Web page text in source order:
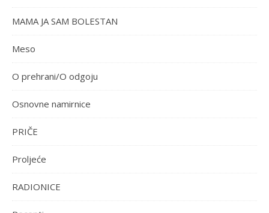
MAMA JA SAM BOLESTAN
Meso
O prehrani/O odgoju
Osnovne namirnice
PRIČE
Proljeće
RADIONICE